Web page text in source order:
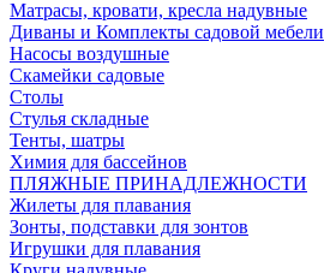
Матрасы, кровати, кресла надувные
Диваны и Комплекты садовой мебели
Насосы воздушные
Скамейки садовые
Столы
Стулья складные
Тенты, шатры
Химия для бассейнов
ПЛЯЖНЫЕ ПРИНАДЛЕЖНОСТИ
Жилеты для плавания
Зонты, подставки для зонтов
Игрушки для плавания